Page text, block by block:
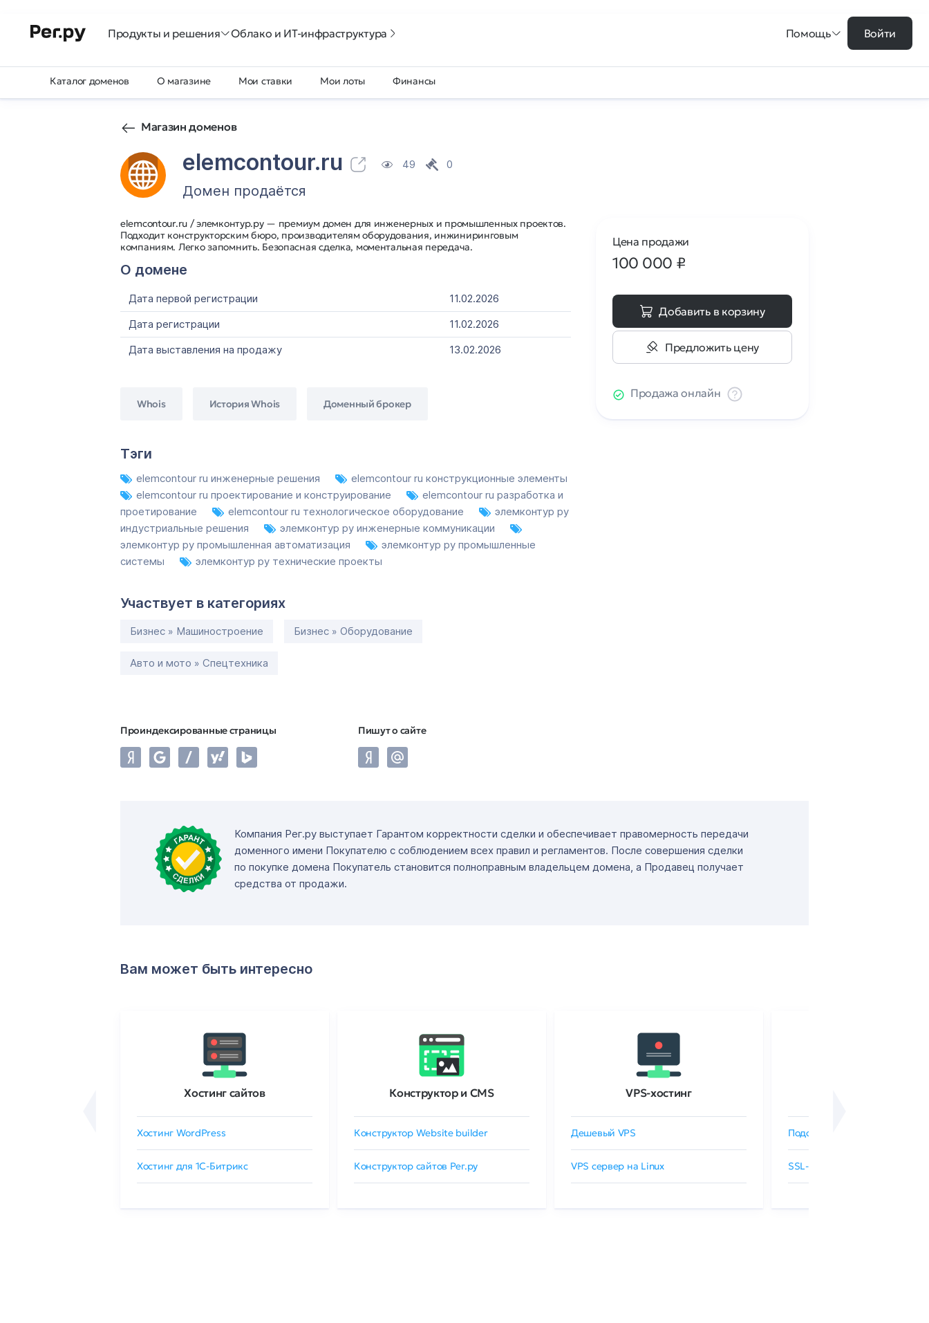
Продукты и решения Облако и ИТ-инфраструктура Помощь Войти
Каталог доменов О магазине Мои ставки Мои лоты Финансы
Магазин доменов
elemcontour.ru 49 0
Домен продаётся
elemcontour.ru / элемконтур.ру — премиум домен для инженерных и промышленных проектов.
Подходит конструкторским бюро, производителям оборудования, инжиниринговым
компаниям. Легко запомнить. Безопасная сделка, моментальная передача.
О домене
Дата первой регистрации
11.02.2026
Дата регистрации
11.02.2026
Дата выставления на продажу
13.02.2026
Whois История Whois Доменный брокер
Тэги
elemcontour ru инженерные решения
elemcontour ru конструкционные элементы
elemcontour ru проектирование и конструирование
elemcontour ru разработка и
проетирование
elemcontour ru технологическое оборудование
элемконтур ру
индустриальные решения
элемконтур ру инженерные коммуникации
элемконтур ру промышленная автоматизация
элемконтур ру промышленные
системы
элемконтур ру технические проекты
Участвует в категориях
Бизнес » Машиностроение Бизнес » Оборудование
Авто и мото » Спецтехника
Проиндексированные страницы Пишут о сайте
Цена продажи
100 000 ₽
Добавить в корзину
Предложить цену
Продажа онлайн
Компания Рег.ру выступает Гарантом корректности сделки и обеспечивает правомерность передачи
доменного имени Покупателю с соблюдением всех правил и регламентов. После совершения сделки
по покупке домена Покупатель становится полноправным владельцем домена, а Продавец получает
средства от продажи.
Вам может быть интересно
Хостинг сайтов
Хостинг WordPress
Хостинг для 1C-Битрикс
Конструктор и CMS
Конструктор Website builder
Конструктор сайтов Рег.ру
VPS-хостинг
Дешевый VPS
VPS сервер на Linux
Подобрать SSL-сертификат
SSL-сертификаты GlobalSign